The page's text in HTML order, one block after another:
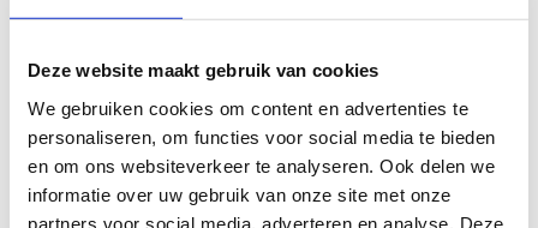
Deze website maakt gebruik van cookies
We gebruiken cookies om content en advertenties te
personaliseren, om functies voor social media te bieden
en om ons websiteverkeer te analyseren. Ook delen we
informatie over uw gebruik van onze site met onze
partners voor social media, adverteren en analyse. Deze